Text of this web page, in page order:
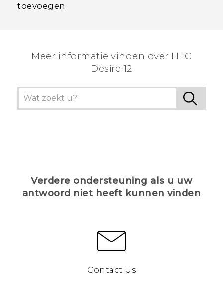
toevoegen
Meer informatie vinden over HTC
Desire 12
Verdere ondersteuning als u uw
antwoord niet heeft kunnen vinden
Contact Us